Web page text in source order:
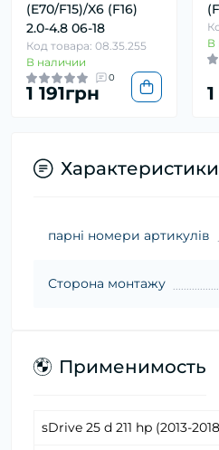
(E70/F15)/X6 (F16)
2.0-4.8 06-18
Код товара: 08.35.255
В наличии
0
1 191грн
В
Характеристики
парні номери артикулів
Сторона монтажу
Применимость
sDrive 25 d 211 hp (2013-